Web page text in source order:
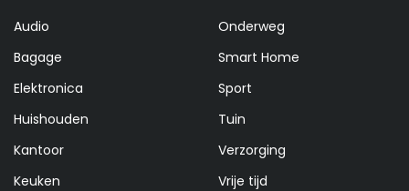
Audio
Bagage
Elektronica
Huishouden
Kantoor
Keuken
Onderweg
Smart Home
Sport
Tuin
Verzorging
Vrije tijd